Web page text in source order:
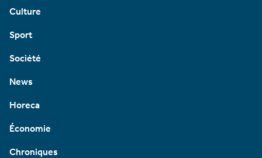
Culture
Sport
Société
News
Horeca
Économie
Chroniques